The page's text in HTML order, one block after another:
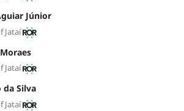
Júnior
Jataí
Jataí
da Silva
Jataí